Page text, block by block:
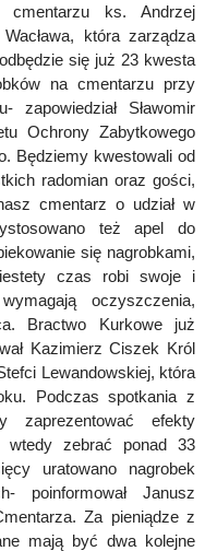
cmentarzu ks. Andrzej
która zarządza
się już 23 kwesta
na cmentarzu przy
zapowiedział Sławomir
Ochrony Zabytkowego
Będziemy kwestowali od
radomian oraz gości,
cmentarz o udział w
też apel do
się nagrobkami,
czas robi swoje i
oczyszczenia,
Bractwo Kurkowe już
Kazimierz Ciszek Król
Lewandowskiej, która
Podczas spotkania z
zaprezentować efekty
wtedy zebrać ponad 33
uratowano nagrobek
poinformował Janusz
Za pieniądze z
mają być dwa kolejne